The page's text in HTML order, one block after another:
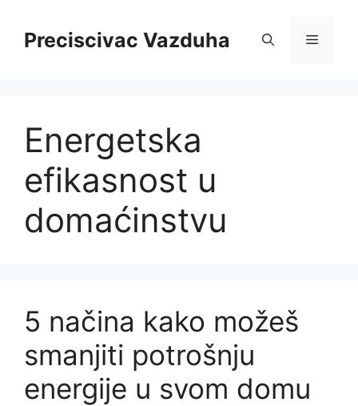
contentPreciscivac Vazduha Menu
Energetska
efikasnost u
domaćinstvu
5 načina kako možeš
smanjiti potrošnju
energije u svom domu